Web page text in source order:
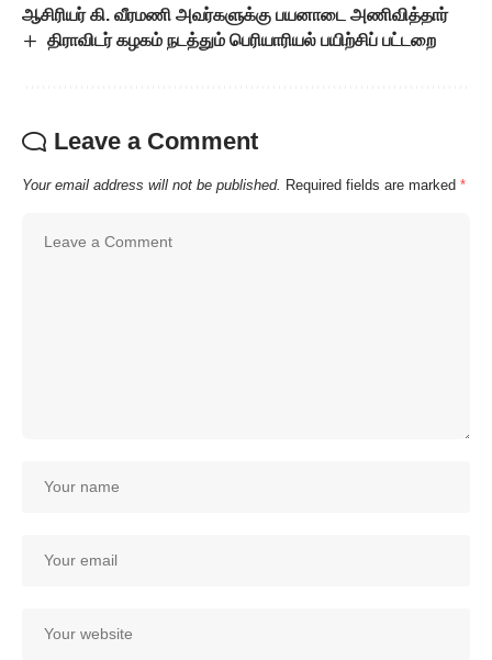
ஆசிரியர் கி. வீரமணி அவர்களுக்கு பயனாடை அணிவித்தார்
திராவிடர் கழகம் நடத்தும் பெரியாரியல் பயிற்சிப் பட்டறை
Leave a Comment
Your email address will not be published. Required fields are marked *